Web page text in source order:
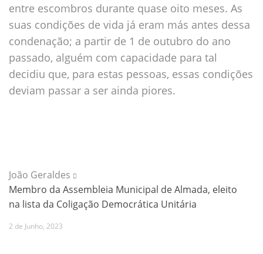
entre escombros durante quase oito meses. As
suas condições de vida já eram más antes dessa
condenação; a partir de 1 de outubro do ano
passado, alguém com capacidade para tal
decidiu que, para estas pessoas, essas condições
deviam passar a ser ainda piores.
João Geraldes
Membro da Assembleia Municipal de Almada, eleito
na lista da Coligação Democrática Unitária
2 de Junho, 2023